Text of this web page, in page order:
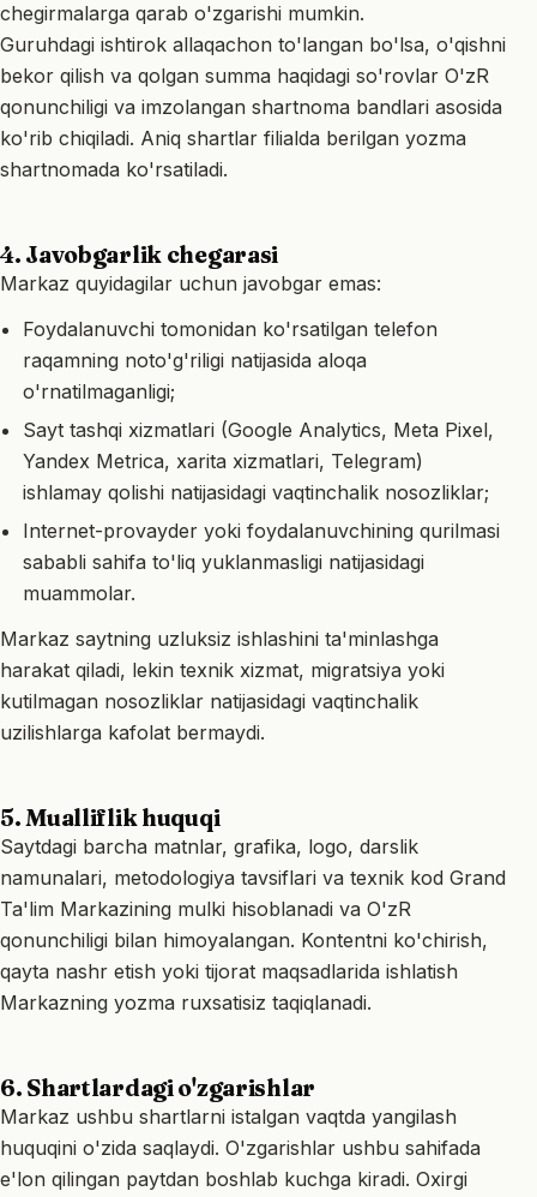
chegirmalarga qarab o'zgarishi mumkin.
Guruhdagi ishtirok allaqachon to'langan bo'lsa, o'qishni
bekor qilish va qolgan summa haqidagi so'rovlar O'zR
qonunchiligi va imzolangan shartnoma bandlari asosida
ko'rib chiqiladi. Aniq shartlar filialda berilgan yozma
shartnomada ko'rsatiladi.
4. Javobgarlik chegarasi
Markaz quyidagilar uchun javobgar emas:
Foydalanuvchi tomonidan ko'rsatilgan telefon
raqamning noto'g'riligi natijasida aloqa
o'rnatilmaganligi;
Sayt tashqi xizmatlari (Google Analytics, Meta Pixel,
Yandex Metrica, xarita xizmatlari, Telegram)
ishlamay qolishi natijasidagi vaqtinchalik nosozliklar;
Internet-provayder yoki foydalanuvchining qurilmasi
sababli sahifa to'liq yuklanmasligi natijasidagi
muammolar.
Markaz saytning uzluksiz ishlashini ta'minlashga
harakat qiladi, lekin texnik xizmat, migratsiya yoki
kutilmagan nosozliklar natijasidagi vaqtinchalik
uzilishlarga kafolat bermaydi.
5. Mualliflik huquqi
Saytdagi barcha matnlar, grafika, logo, darslik
namunalari, metodologiya tavsiflari va texnik kod Grand
Ta'lim Markazining mulki hisoblanadi va O'zR
qonunchiligi bilan himoyalangan. Kontentni ko'chirish,
qayta nashr etish yoki tijorat maqsadlarida ishlatish
Markazning yozma ruxsatisiz taqiqlanadi.
6. Shartlardagi o'zgarishlar
Markaz ushbu shartlarni istalgan vaqtda yangilash
huquqini o'zida saqlaydi. O'zgarishlar ushbu sahifada
e'lon qilingan paytdan boshlab kuchga kiradi. Oxirgi